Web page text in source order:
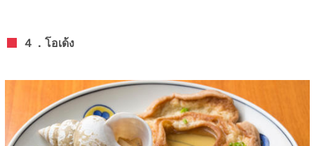
４．โอเด้ง